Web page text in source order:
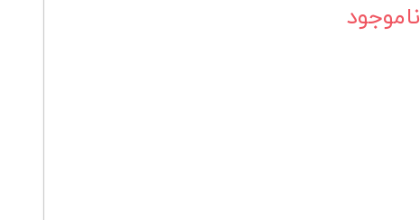
ناموجود